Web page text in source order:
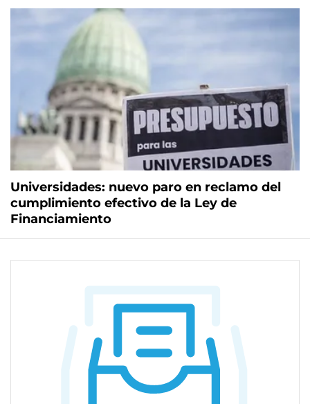
Universidades: nuevo paro en reclamo del
cumplimiento efectivo de la Ley de
Financiamiento